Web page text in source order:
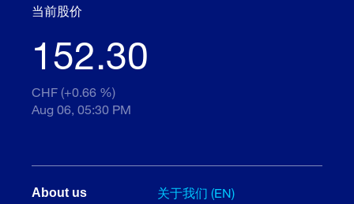
当前股价
152.30
CHF (+0.66 %)
Aug 06, 05:30 PM
About us
关于我们 (EN)